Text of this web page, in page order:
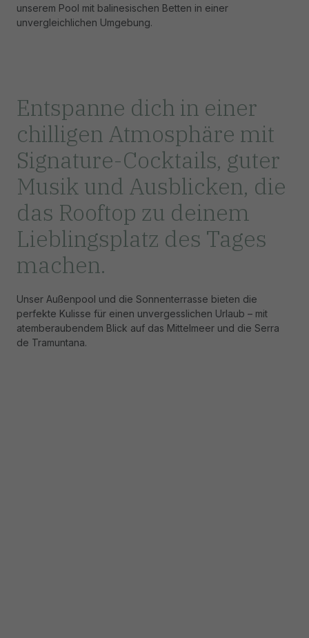
unserem Pool mit balinesischen Betten in einer
unvergleichlichen Umgebung.
Entspanne dich in einer
chilligen Atmosphäre mit
Signature-Cocktails, guter
Musik und Ausblicken, die
das Rooftop zu deinem
Lieblingsplatz des Tages
machen.
Unser Außenpool und die Sonnenterrasse bieten die
perfekte Kulisse für einen unvergesslichen Urlaub – mit
atemberaubendem Blick auf das Mittelmeer und die Serra
de Tramuntana.